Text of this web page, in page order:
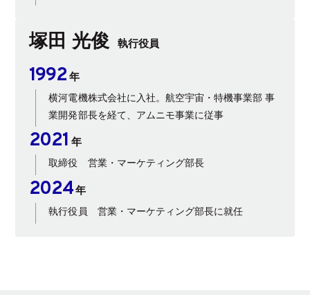
塚田 光俊 執行役員
1992 年
横河電機株式会社に入社。航空宇宙・特機事業部 事
業開発部長を経て、アムニモ事業に従事
2021 年
取締役 営業・マーケティング部長
2024 年
執行役員 営業・マーケティング部長に就任